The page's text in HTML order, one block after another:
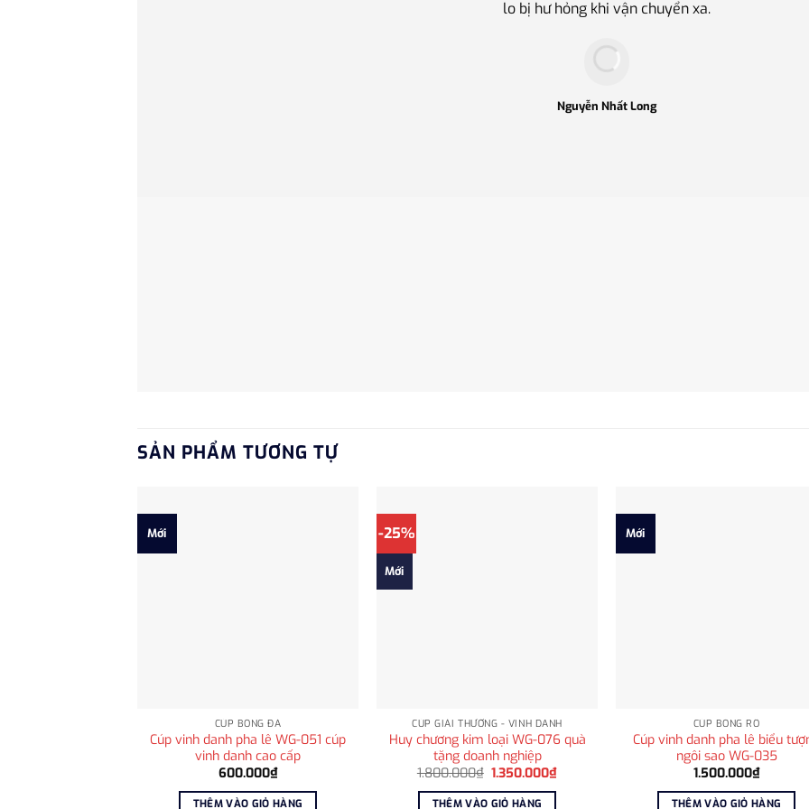
lo bị hư hỏng khi vận chuyển xa.
Nguyễn Nhất Long
SẢN PHẨM TƯƠNG TỰ
Mới
CÚP BÓNG ĐÁ
Cúp vinh danh pha lê WG-051 cúp
vinh danh cao cấp
600.000₫
THÊM VÀO GIỎ HÀNG
-25%
Mới
CÚP GIẢI THƯỞNG - VINH DANH
Huy chương kim loại WG-076 quà
tặng doanh nghiệp
1.800.000₫ Giá
là:
1.350.000₫Giá
THÊM VÀO GIỎ HÀNG
Mới
CÚP BÓNG RỔ
Cúp vinh danh pha lê biểu
ngôi sao WG-035
1.500.000₫
THÊM VÀO GIỎ HÀNG